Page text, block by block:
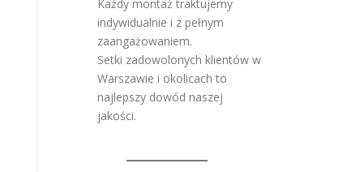
Każdy montaż traktujemy
indywidualnie i z pełnym
zaangażowaniem.
Setki zadowolonych klientów w
Warszawie i okolicach to
najlepszy dowód naszej
jakości.